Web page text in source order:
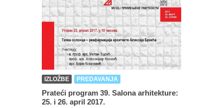
IZLOŽBE PREDAVANJA
Prateći program 39. Salona arhitekture:
25. i 26. april 2017.